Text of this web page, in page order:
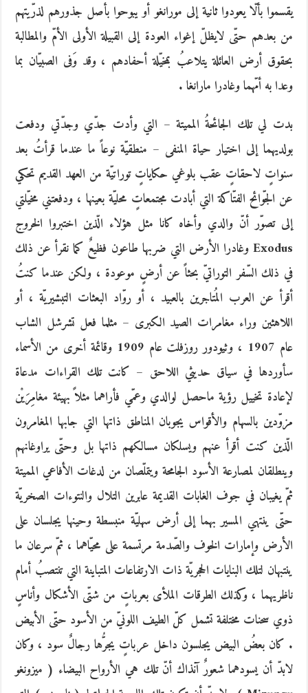
يقسموا بألّا يعودوا ثانية إلى مورانغو أو يبوحوا بأصل جذورهم لذرّيتهم
من بعدهم حتّى لايظلّ إغواء العودة إلى القبيلة الأولى الأمّ والمطالبة
بحقوق أرض العائلة يتلاعبُ بمخيّلة أحفادهم ، وقد وَفى الصبيّان بما
وعدا به أمّهما وغادرا مارانغا .
بدت لي تلك الجائحةُ المميتة – التي وأدت جدّي وجدّتي ودفعت
بولديهما إلى اختيار حياة المنفى – منطقيّة نوعاً ما عندما قرأتُ بعد
سنواتٍ لاحقاتٍ عقب بلوغي حكاياتٍ توراتيّة من العهد القديم تحكي
عن الجّوائح الفتّاكة التي أبادت مجتمعاتٍ محليّة بعينها ، ودفعتني مخيّلتي
إلى تصوّر أنّ والدي وأخاه كانا مثل هؤلاء الّذين اختبروا الخروج
Exodus وغادرا الأرض التي ضربها طاعون فظيعٌ كما نقرأ عن ذلك
في ذلك السّفر التوراتيّ بحثاً عن أرضٍ موعودة ، ولكن عندما كنتُ
أقرأ عن العرب المُتاجرين بالعبيد ، أو روّاد البعثات التبشيريّة ، أو
اللاهثين وراء مغامرات الصيد الكبرى – مثلما فعل تشرشل الشاب
عام 1907 ، وثيودور روزفلت عام 1909 وقائمة أخرى من الأسماء
سأوردها في سياق حديثي اللاحق – كانت تلك القراءات مدعاة
لإعادة تخييل رؤية ماحصل لوالدي وعمّي فأراهما مثلاً بهيئة مغامِرَيْن
مزوّدين بالسهام والأقواس يجوبان المناطق ذاتها التي جابها المغامرون
الّذين كنت أقرأ عنهم ويسلكان مسالكهم ذاتها بل وحتّى يراوغانهم
وينطلقان لمصارعة الأسود الجامحة ويتملّصان من لدغات الأفاعي المميتة
ثمّ يغيبان في جوف الغابات القديمة عابرين التلال والنتوءات الصخريّة
حتّى ينتهي المسير بهما إلى أرض سهليّة منبسطة وحينها يجلسان على
الأرض وإمارات الخوف والصّدمة مرتسمة على محيّاهما ، ثمّ سرعان ما
ينتبهان لتلك البنايات الحجريّة ذات الارتفاعات المتباينة التي تنتصبُ أمام
ناظريهما ، وكذلك الطرقات الملأى بعرباتٍ من شتّى الأشكال وأناسٍ
ذوي سحنات مختلفة تشمل كلّ الطيف اللونيّ من الأسود حتّى الأبيض
. كان بعضُ البيض يجلسون داخل عرباتٍ يجرُّها رجالٌ سود ، وكان
لابدّ أن يسودهما شعورٌ آنذاك أنّ تلك هي الأرواح البيضاء ( ميزونغو